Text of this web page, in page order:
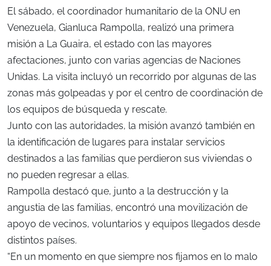
El sábado, el coordinador humanitario de la ONU en
Venezuela, Gianluca Rampolla, realizó una primera
misión a La Guaira, el estado con las mayores
afectaciones, junto con varias agencias de Naciones
Unidas. La visita incluyó un recorrido por algunas de las
zonas más golpeadas y por el centro de coordinación de
los equipos de búsqueda y rescate.
Junto con las autoridades, la misión avanzó también en
la identificación de lugares para instalar servicios
destinados a las familias que perdieron sus viviendas o
no pueden regresar a ellas.
Rampolla destacó que, junto a la destrucción y la
angustia de las familias, encontró una movilización de
apoyo de vecinos, voluntarios y equipos llegados desde
distintos países.
“En un momento en que siempre nos fijamos en lo malo